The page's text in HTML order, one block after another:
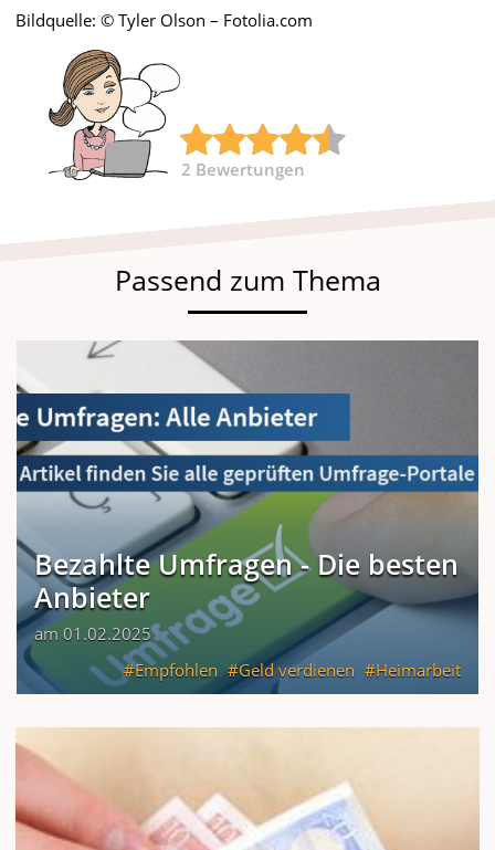
Bildquelle: © Tyler Olson – Fotolia.com
2 Bewertungen
Passend zum Thema
Bezahlte Umfragen - Die besten
Anbieter
am 01.02.2025
Empfohlen
Geld verdienen Heimarbeit